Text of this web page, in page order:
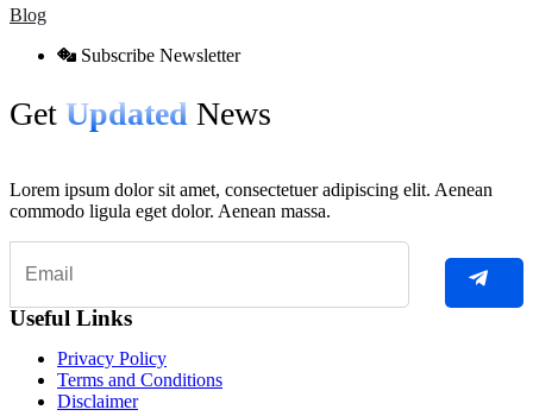
Blog
Subscribe Newsletter
Get Updated News
Lorem ipsum dolor sit amet, consectetuer adipiscing elit. Aenean
commodo ligula eget dolor. Aenean massa.
Useful Links
Privacy Policy
Terms and Conditions
Disclaimer